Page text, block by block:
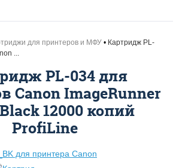
для принтеров и МФУ
Картридж PL-
...
PL-034 для
Canon ImageRunner
12000 копий
ProfiLine